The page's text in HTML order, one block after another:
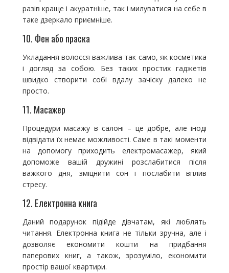
разів краще і акуратніше, так і милуватися на себе в
таке дзеркало приємніше.
10. Фен або праска
Укладання волосся важлива так само, як косметика
і догляд за собою. Без таких простих гаджетів
швидко створити собі вдалу зачіску далеко не
просто.
11. Масажер
Процедури масажу в салоні – це добре, але іноді
відвідати їх немає можливості. Саме в такі моменти
на допомогу приходить електромасажер, який
допоможе вашій дружині розслабитися після
важкого дня, зміцнити сон і послабити вплив
стресу.
12. Електронна книга
Даний подарунок підійде дівчатам, які люблять
читання. Електронна книга не тільки зручна, але і
дозволяє економити кошти на придбання
паперових книг, а також, зрозуміло, економити
простір вашої квартири.